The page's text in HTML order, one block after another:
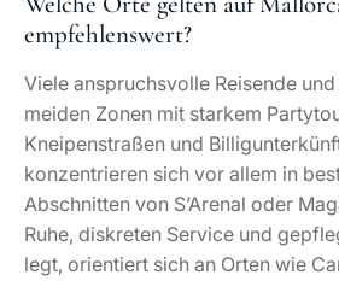
Seit mittlerweile 20 Jahren
Remus Real Estate zu einem
einem der führenden
Luxusimmobilien und feine